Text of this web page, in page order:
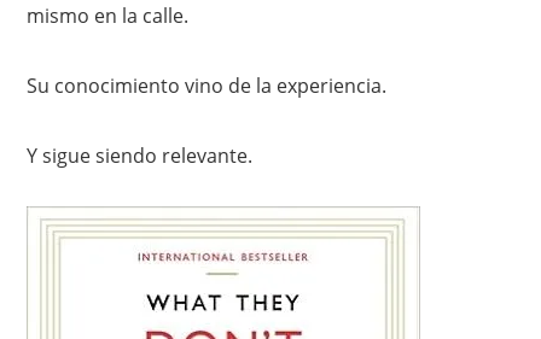
mismo en la calle.
Su conocimiento vino de la experiencia.
Y sigue siendo relevante.